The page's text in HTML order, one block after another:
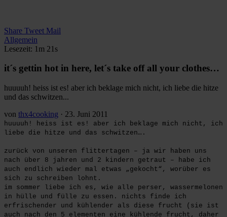
Share Tweet Mail
Allgemein
Lesezeit: 1m 21s
it´s gettin hot in here, let´s take off all your clothes…
huuuuh! heiss ist es! aber ich beklage mich nicht, ich liebe die hitze
und das schwitzen...
von thx4cooking · 23. Juni 2011
huuuuh! heiss ist es! aber ich beklage mich nicht, ich
liebe die hitze und das schwitzen….
zurück von unseren flittertagen – ja wir haben uns
nach über 8 jahren und 2 kindern getraut – habe ich
auch endlich wieder mal etwas „gekocht“, worüber es
sich zu schreiben lohnt.
im sommer liebe ich es, wie alle perser, wassermelonen
in hülle und fülle zu essen. nichts finde ich
erfrischender und kühlender als diese frucht (sie ist
auch nach den 5 elementen eine kühlende frucht, daher